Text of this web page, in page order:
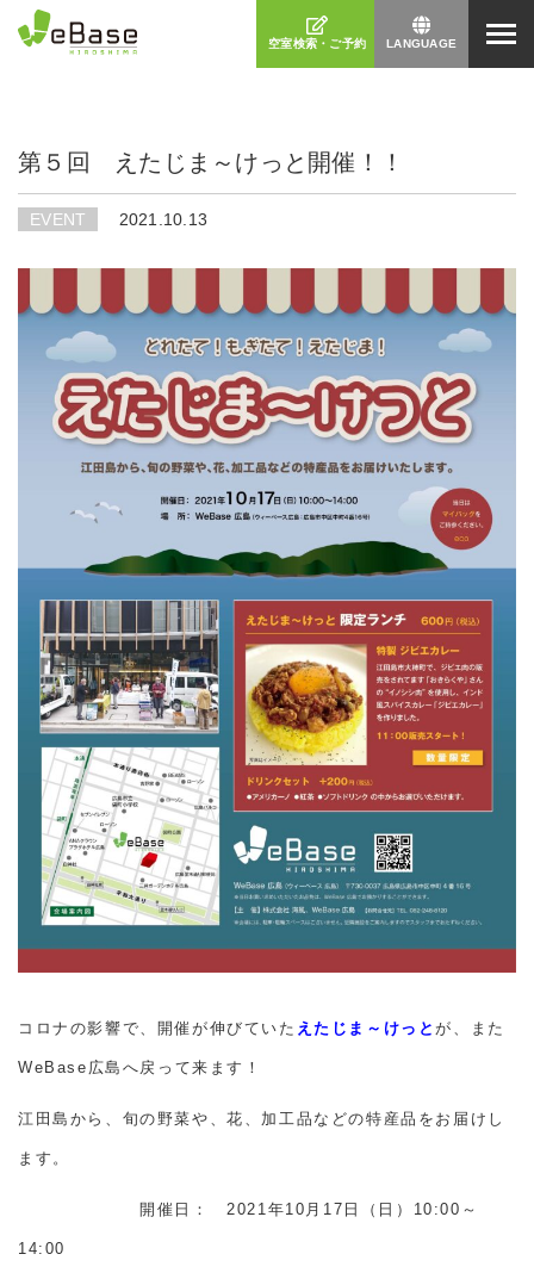
空室検索・ご予約 LANGUAGE
第５回 えたじま～けっと開催！！
EVENT 2021.10.13
コロナの影響で、開催が伸びていた えたじま～けっとが、また
WeBase広島へ戻って来ます！
江田島から、旬の野菜や、花、加工品などの特産品をお届けし
ます。
開催日： 2021年10月17日（日）10:00～
14:00